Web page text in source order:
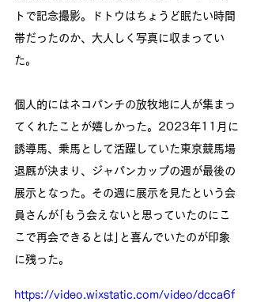
トで記念撮影。ドトウはちょうど眠たい時間
帯だったのか、大人しく写真に収まってい
た。
個人的にはネコパンチの放牧地に人が集まっ
てくれたことが嬉しかった。2023年11月に
誘導馬、乗馬として活躍していた東京競馬場
退厩が決まり、ジャパンカップの週が最後の
展示となった。その週に展示を見たという会
員さんが｢もう会えないと思っていたのにこ
こで再会できるとは｣と喜んでいたのが印象
に残った。
https://video.wixstatic.com/video/dcca6f